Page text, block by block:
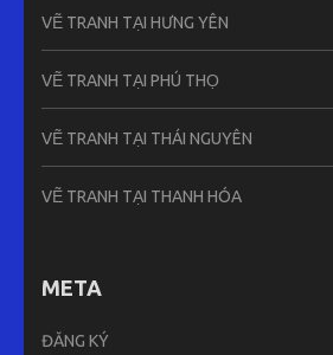
VẼ TRANH TẠI HƯNG YÊN
VẼ TRANH TẠI PHÚ THỌ
VẼ TRANH TẠI THÁI NGUYÊN
VẼ TRANH TẠI THANH HÓA
META
ĐĂNG KÝ